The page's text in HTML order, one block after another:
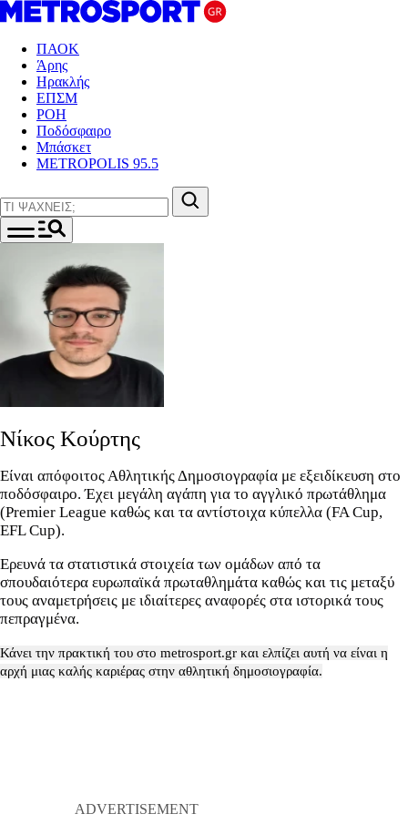
ΠΑΟΚ
Άρης
Ηρακλής
ΕΠΣΜ
ΡΟΗ
Ποδόσφαιρο
Μπάσκετ
METROPOLIS 95.5
Νίκος Κούρτης
Είναι απόφοιτος Αθλητικής Δημοσιογραφία με εξειδίκευση στο
ποδόσφαιρο. Έχει μεγάλη αγάπη για το αγγλικό πρωτάθλημα
(Premier League καθώς και τα αντίστοιχα κύπελλα (FA Cup,
EFL Cup).
Ερευνά τα στατιστικά στοιχεία των ομάδων από τα
σπουδαιότερα ευρωπαϊκά πρωταθλημάτα καθώς και τις μεταξύ
τους αναμετρήσεις με ιδιαίτερες αναφορές στα ιστορικά τους
πεπραγμένα.
Κάνει την πρακτική του στο metrosport.gr και ελπίζει αυτή να είναι η
αρχή μιας καλής καριέρας στην αθλητική δημοσιογραφία.